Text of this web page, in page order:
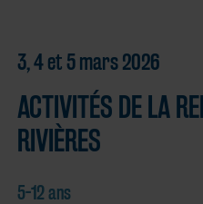
3, 4 et 5 mars 2026
ACTIVITÉS DE LA
RIVIÈRES
5-12 ans